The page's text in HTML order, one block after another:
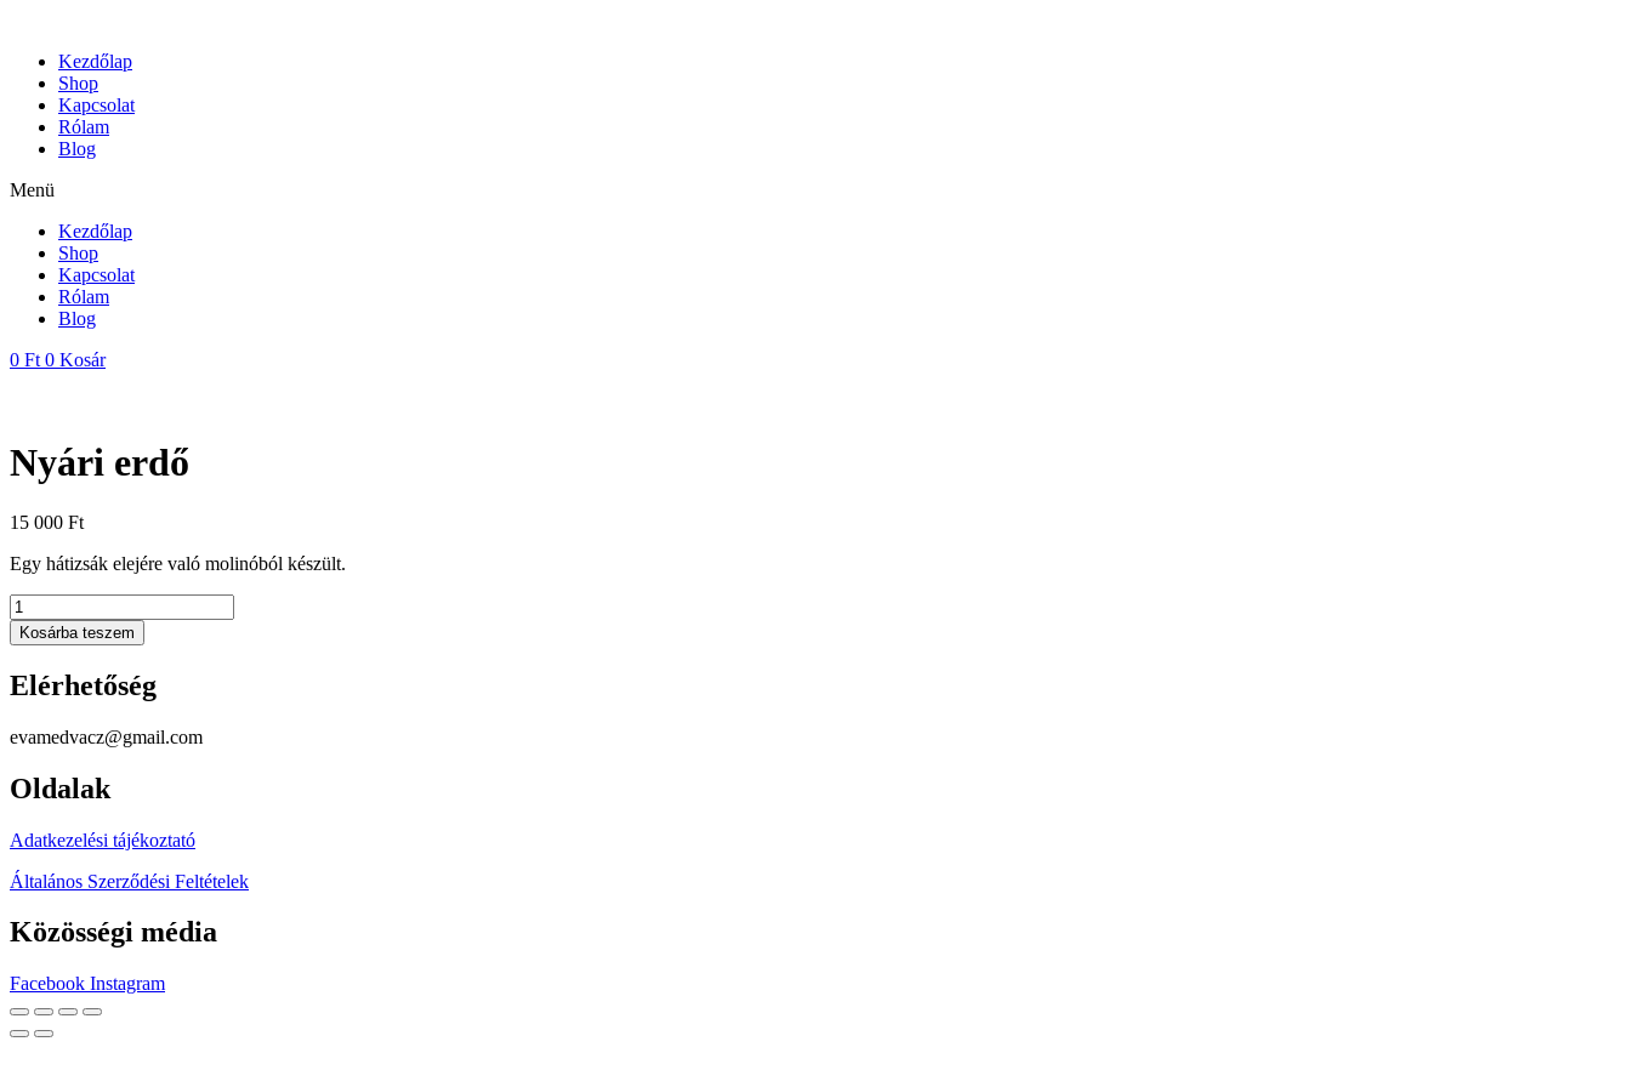
contentKezdőlap
Shop
Kapcsolat
Rólam
Blog
Menü
Kezdőlap
Shop
Kapcsolat
Rólam
Blog
0 Ft 0 Kosár
Nyári erdő
15 000 Ft
Egy hátizsák elejére való molinóból készült.
Nyári
erdő
mennyiség
Kosárba teszem
Elérhetőség
evamedvacz@gmail.com
Oldalak
Adatkezelési tájékoztató
Általános Szerződési Feltételek
Közösségi média
Facebook Instagram